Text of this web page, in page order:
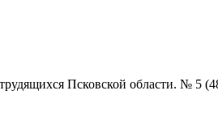
Псковской области. № 5